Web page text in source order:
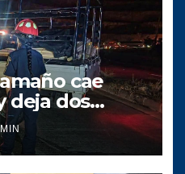
cae
deja dos
al Atlántico